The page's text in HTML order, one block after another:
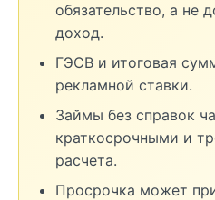
обязательство, а не
доход.
ГЭСВ и итоговая
рекламной ставки.
Займы без справок
краткосрочными и
расчета.
Просрочка может